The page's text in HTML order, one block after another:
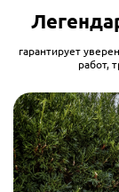
гарантирует
работ,